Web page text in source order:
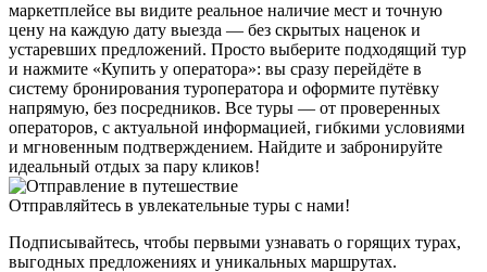
маркетплейсе вы видите реальное наличие мест и точную
цену на каждую дату выезда — без скрытых наценок и
устаревших предложений. Просто выберите подходящий тур
и нажмите «Купить у оператора»: вы сразу перейдёте в
систему бронирования туроператора и оформите путёвку
напрямую, без посредников. Все туры — от проверенных
операторов, с актуальной информацией, гибкими условиями
и мгновенным подтверждением. Найдите и забронируйте
идеальный отдых за пару кликов!
Отправляйтесь в увлекательные туры с нами!
Подписывайтесь, чтобы первыми узнавать о горящих турах,
выгодных предложениях и уникальных маршрутах.